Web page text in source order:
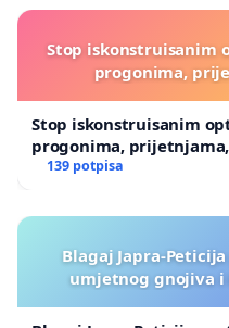
Stop iskonstruisanim
progonima,
Stop iskonstruisanim
progonima,
139 potpisa
Blagaj Japra-
umjetnog gnojiva i